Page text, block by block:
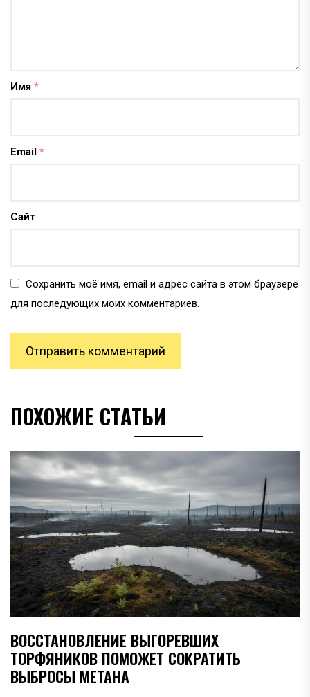
Имя *
Email *
Сайт
Сохранить моё имя, email и адрес сайта в этом браузере
для последующих моих комментариев.
ПОХОЖИЕ СТАТЬИ
ВОССТАНОВЛЕНИЕ ВЫГОРЕВШИХ
ТОРФЯНИКОВ ПОМОЖЕТ СОКРАТИТЬ
ВЫБРОСЫ МЕТАНА